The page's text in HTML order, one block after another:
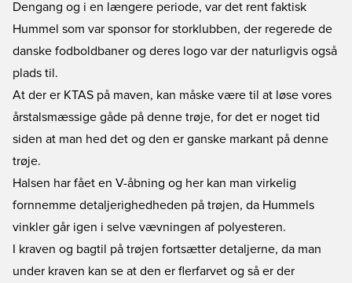
Dengang og i en længere periode, var det rent faktisk
Hummel som var sponsor for storklubben, der regerede de
danske fodboldbaner og deres logo var der naturligvis også
plads til.
At der er KTAS på maven, kan måske være til at løse vores
årstalsmæssige gåde på denne trøje, for det er noget tid
siden at man hed det og den er ganske markant på denne
trøje.
Halsen har fået en V-åbning og her kan man virkelig
fornnemme detaljerighedheden på trøjen, da Hummels
vinkler går igen i selve vævningen af polyesteren.
I kraven og bagtil på trøjen fortsætter detaljerne, da man
under kraven kan se at den er flerfarvet og så er der